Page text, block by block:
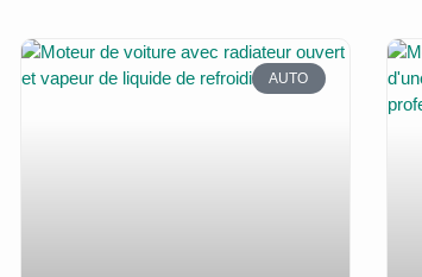
AUTO
PagePagePagePagePage